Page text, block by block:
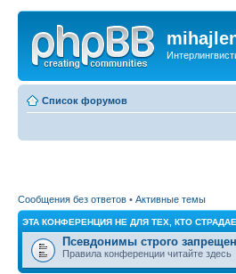
Список форумов
Сообщения без ответов • Активные темы
ЭТА КОНФЕРЕНЦИЯ НЕ ДЛЯ ТЕХ, КТО
Псевдонимы строго
Правила конференции читайте здесь